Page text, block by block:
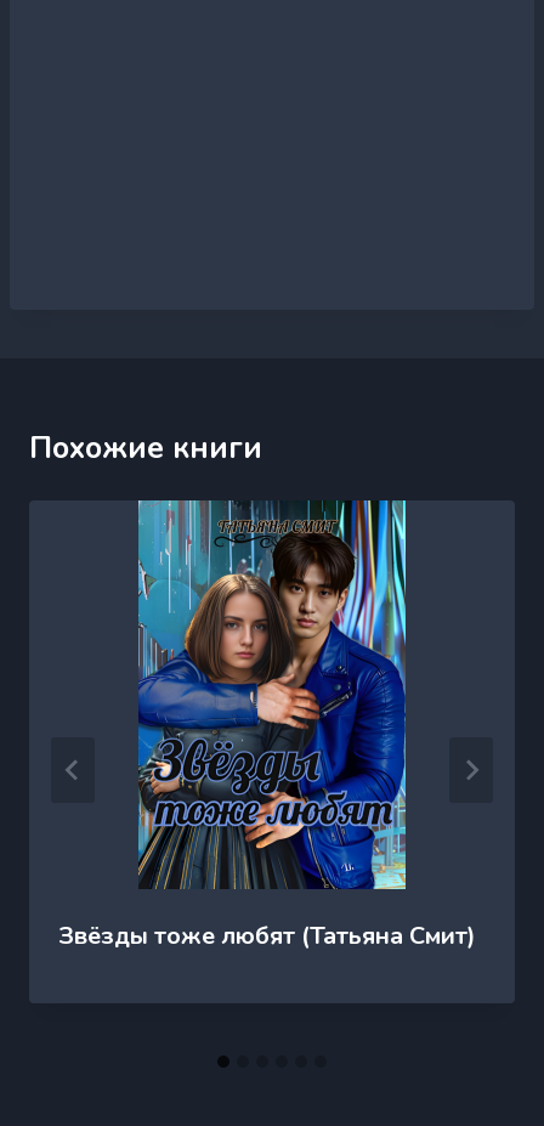
Похожие книги
Звёзды тоже любят (Татьяна Смит)